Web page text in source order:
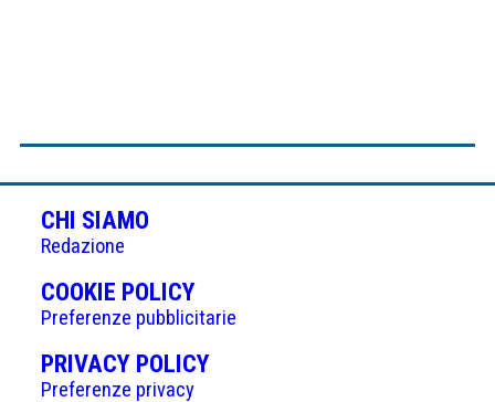
CHI SIAMO
Redazione
COOKIE POLICY(APRE
IN
UNA
NUOVA
Preferenze pubblicitarie
PRIVACY POLICY(APRE
Preferenze privacy